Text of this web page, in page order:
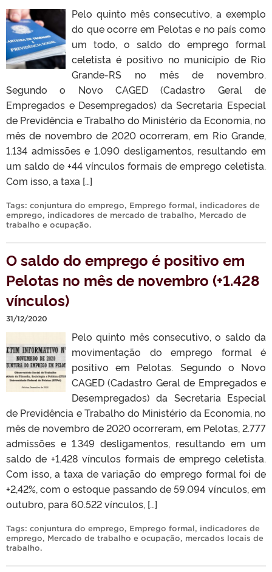
Pelo quinto mês consecutivo, a exemplo
do que ocorre em Pelotas e no país como
um todo, o saldo do emprego formal
celetista é positivo no município de Rio
Grande-RS no mês de novembro.
Segundo o Novo CAGED (Cadastro Geral de
Empregados e Desempregados) da Secretaria Especial
de Previdência e Trabalho do Ministério da Economia, no
mês de novembro de 2020 ocorreram, em Rio Grande,
1.134 admissões e 1.090 desligamentos, resultando em
um saldo de +44 vínculos formais de emprego celetista.
Com isso, a taxa […]
Tags: conjuntura do emprego, Emprego formal, indicadores de
emprego, indicadores de mercado de trabalho, Mercado de
trabalho e ocupação.
O saldo do emprego é positivo em
Pelotas no mês de novembro (+1.428
vínculos)
31/12/2020
Pelo quinto mês consecutivo, o saldo da
movimentação do emprego formal é
positivo em Pelotas. Segundo o Novo
CAGED (Cadastro Geral de Empregados e
Desempregados) da Secretaria Especial
de Previdência e Trabalho do Ministério da Economia, no
mês de novembro de 2020 ocorreram, em Pelotas, 2.777
admissões e 1.349 desligamentos, resultando em um
saldo de +1.428 vínculos formais de emprego celetista.
Com isso, a taxa de variação do emprego formal foi de
+2,42%, com o estoque passando de 59.094 vínculos, em
outubro, para 60.522 vínculos, […]
Tags: conjuntura do emprego, Emprego formal, indicadores de
emprego, Mercado de trabalho e ocupação, mercados locais de
trabalho.